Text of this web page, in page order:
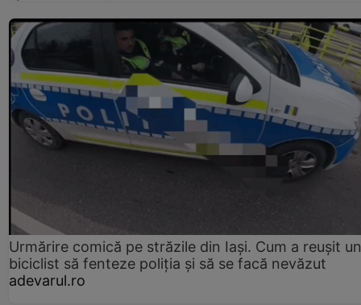
Urmărire comică pe străzile din Iași. Cum a reușit un
biciclist să fenteze poliția și să se facă nevăzut
adevarul.ro